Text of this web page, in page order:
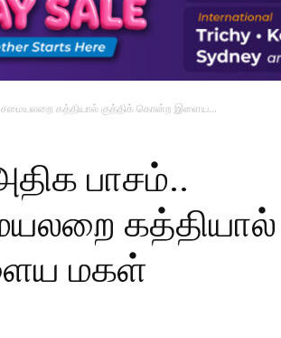
சமையலறை கத்தியால் குத்திக் கொன்ற இளைய...
பாசம்..
கத்தியால்
மகள்